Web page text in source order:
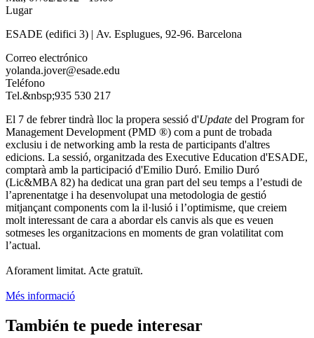
Lugar
ESADE (edifici 3) | Av. Esplugues, 92-96. Barcelona
Correo electrónico
yolanda.jover@esade.edu
Teléfono
Tel.&nbsp;935 530 217
El 7 de febrer tindrà lloc la propera sessió d'Update del Program for
Management Development (PMD ®) com a punt de trobada
exclusiu i de networking amb la resta de participants d'altres
edicions. La sessió, organitzada des Executive Education d'ESADE,
comptarà amb la participació d'Emilio Duró. Emilio Duró
(Lic&MBA 82) ha dedicat una gran part del seu temps a l’estudi de
l’aprenentatge i ha desenvolupat una metodologia de gestió
mitjançant components com la il·lusió i l’optimisme, que creiem
molt interessant de cara a abordar els canvis als que es veuen
sotmeses les organitzacions en moments de gran volatilitat com
l’actual.
Aforament limitat. Acte gratuït.
Més informació
También te puede interesar